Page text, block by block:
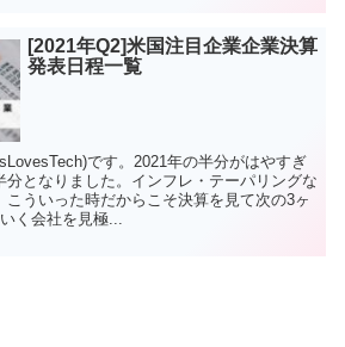
[2021年Q2]米国注目企業企業決算
発表日程一覧
です。2021年の半分がはやすぎ
分となりました。インフレ・テーパリングな
こういった時だからこそ決算を見て次の3ヶ
く会社を見極...